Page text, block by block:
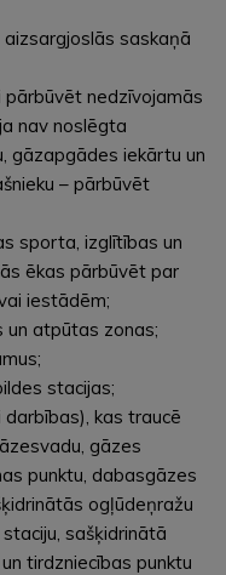
saskaņā
pārbūvēt nedzīvojamās
nav noslēgta
gāzapgādes iekārtu un
– pārbūvēt
sporta, izglītības un
ēkas pārbūvēt par
iestādēm;
un atpūtas zonas;
stacijas;
kas traucē
gāzes
punktu, dabasgāzes
ogļūdeņražu
sašķidrinātā
tirdzniecības punktu